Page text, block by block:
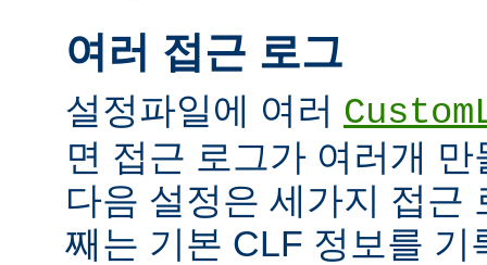
여러 접근 로그
설정파일에 여러
면 접근 로그가 여러개
다음 설정은 세가지 접근
째는 기본 CLF 정보를 기